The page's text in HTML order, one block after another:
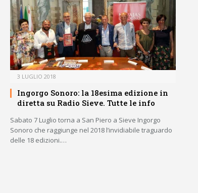
3 LUGLIO 2018
Ingorgo Sonoro: la 18esima edizione in
diretta su Radio Sieve. Tutte le info
Sabato 7 Luglio torna a San Piero a Sieve Ingorgo
Sonoro che raggiunge nel 2018 l’invidiabile traguardo
delle 18 edizioni.…